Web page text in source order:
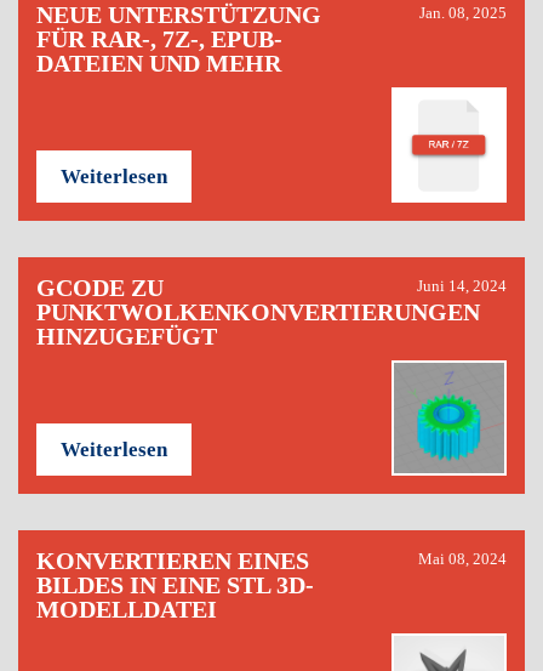
NEUE UNTERSTÜTZUNG
FÜR RAR-, 7Z-, EPUB-
DATEIEN UND MEHR
Jan. 08, 2025
Weiterlesen
GCODE ZU
PUNKTWOLKENKONVERTIERUNGEN
HINZUGEFÜGT
Juni 14, 2024
Weiterlesen
KONVERTIEREN EINES
BILDES IN EINE STL 3D-
MODELLDATEI
Mai 08, 2024